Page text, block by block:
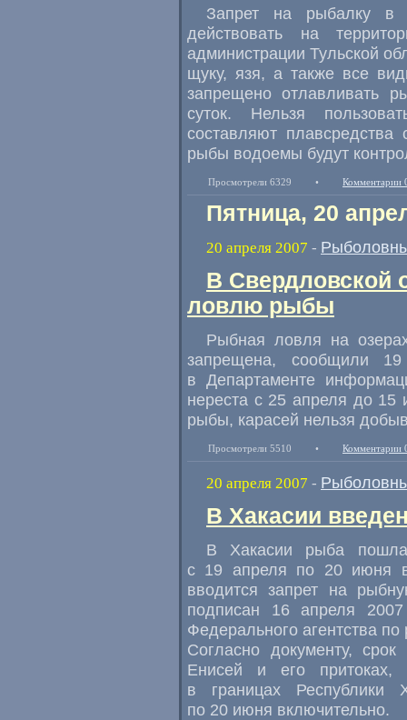
Запрет на рыбалку в
действовать на
администрации Тульской
щуку, язя, а также все
запрещено отлавливать
суток. Нельзя
составляют
рыбы водоемы будут
Просмотрели 6329 • Комментарии
Пятница, 20
20 апреля 2007 -
В Свердловской
ловлю рыбы
Рыбная ловля на
запрещена, сообщили
в Департаменте
нереста с 25 апреля до 15
рыбы, карасей нельзя
Просмотрели 5510 • Комментарии
20 апреля 2007 -
В Хакасии
В Хакасии рыба
с 19 апреля по 20 июня
вводится запрет на
подписан 16 апреля
Федерального агентства по
Согласно документу,
Енисей и его
в границах Республики
по 20 июня включительно.